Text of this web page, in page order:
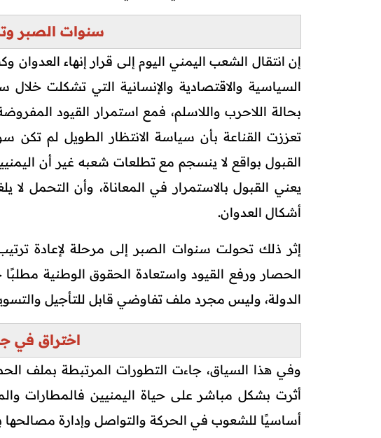
سنوات الصبر
إن انتقال الشعب اليمني اليوم إلى قرار إنهاء
السياسية والاقتصادية والإنسانية التي تشكلت
بحالة اللاحرب واللاسلم، فمع استمرار القيود
تعززت القناعة بأن سياسة الانتظار الطويل لم تكن
القبول بواقع لا ينسجم مع تطلعات شعبه غير أن
يعني القبول بالاستمرار في المعاناة، وأن التحمل لا
أشكال العدوان.
إثر ذلك تحولت سنوات الصبر إلى مرحلة لإعادة ترتيب
الحصار ورفع القيود واستعادة الحقوق الوطنية
الدولة، وليس مجرد ملف تفاوضي قابل للتأجيل
اختراق في
وفي هذا السياق، جاءت التطورات المرتبطة بملف
أثرت بشكل مباشر على حياة اليمنيين فالمطارات
أساسيًا للشعوب في الحركة والتواصل وإدارة مصالحها